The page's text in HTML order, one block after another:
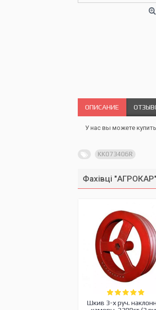
ОПИСАНИЕ
У нас вы можете
KK073406R
Фахівці
Шкив 3-х руч.